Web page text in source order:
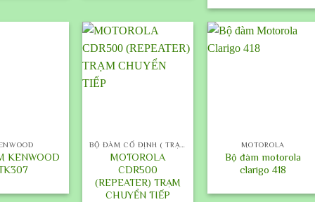
KENWOOD
BỘ ĐÀM CỐ ĐỊNH ( TRẠM )
MOTOROLA
CDR500
(REPEATER) TRẠM
CHUYỂN TIẾP
MOTOROLA
Bộ đàm motorola
clarigo 418